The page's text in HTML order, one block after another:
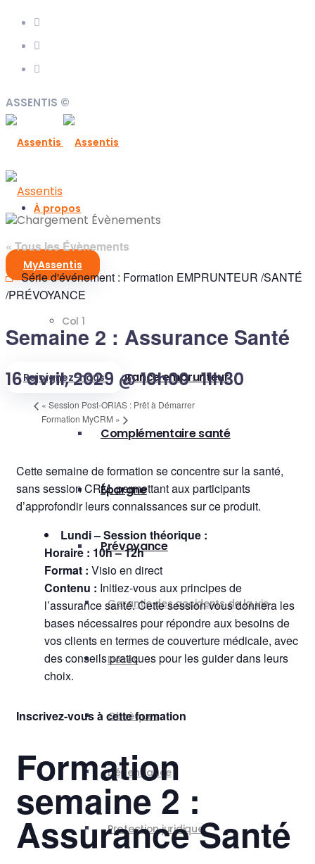
ASSENTIS ©
À propos
Particuliers
Col 1
Assurance emprunteur
Complémentaire santé
Épargne
Prévoyance
Garantie des accidents de la vie
Décès
Obsèques
Dépendance
Protection juridique
MyAssentis
Rejoignez-nous
« Tous les Évènements
Série d'événement : Formation EMPRUNTEUR /SANTÉ
/PRÉVOYANCE
Semaine 2 : Assurance Santé
16 avril, 2029 @ 10h00-11h30
« Session Post-ORIAS : Prêt à Démarrer
Formation MyCRM »
Cette semaine de formation se concentre sur la santé,
sans session CRM, permettant aux participants
d’approfondir leurs connaissances sur ce produit.
Lundi – Session théorique :
Horaire : 10h – 12h
Format : Visio en direct
Contenu : Initiez-vous aux principes de
l’assurance santé. Cette session vous donnera les
bases nécessaires pour répondre aux besoins de
vos clients en termes de couverture médicale, avec
des conseils pratiques pour les guider dans leurs
choix.
Inscrivez-vous à cette formation
Formation
semaine 2 :
Assurance Santé